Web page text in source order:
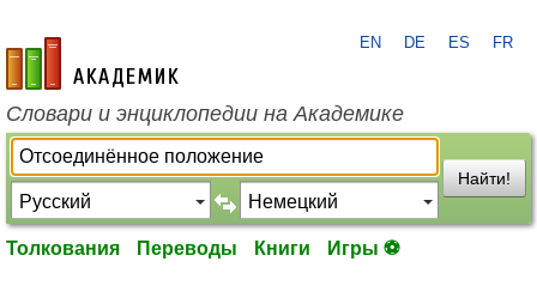
academic.ru
EN DE ES FR
Словари и энциклопедии на Академике
Найти!
Толкования Переводы Книги Игры ⚽